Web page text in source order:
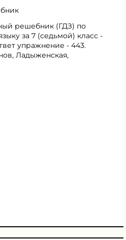
решебник (ГДЗ) по
за 7 (седьмой) класс -
упражнение - 443.
Ладыженская,